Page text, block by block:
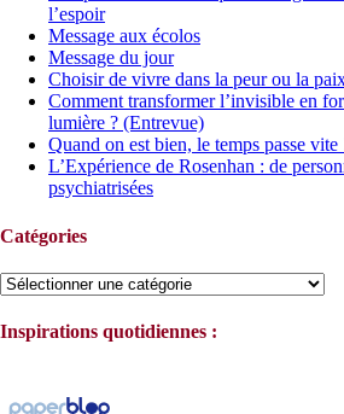
l’espoir
Message aux écolos
Message du jour
Choisir de vivre dans la peur ou la
Comment transformer l’invisible en
lumière ? (Entrevue)
Quand on est bien, le temps passe vite
L’Expérience de Rosenhan : de
psychiatrisées
Catégories
Catégories
Inspirations quotidiennes :